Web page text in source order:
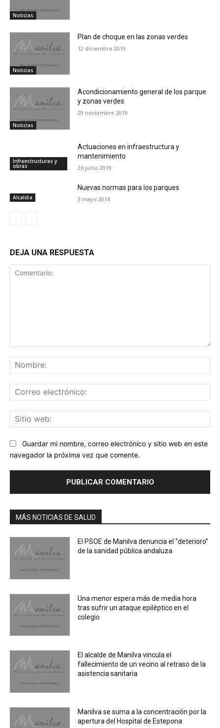
Noticias
Noticias
Plan de choque en las zonas verdes
12 diciembre 2019
Noticias
Acondicionamiento general de los parque
y zonas verdes
29 noviembre 2019
Infraestructuras y
obras
Actuaciones en infraestructura y
mantenimiento
26 junio 2019
Alcaldia
Nuevas normas para los parques
3 mayo 2014
DEJA UNA RESPUESTA
Guardar mi nombre, correo electrónico y sitio web en este
navegador la próxima vez que comente.
MÁS NOTICIAS DE SALUD
El PSOE de Manilva denuncia el “deterioro”
de la sanidad pública andaluza
Una menor espera más de media hora
tras sufrir un ataque epiléptico en el
colegio
El alcalde de Manilva vincula el
fallecimiento de un vecino al retraso de la
asistencia sanitaria
Manilva se suma a la concentración por la
apertura del Hospital de Estepona